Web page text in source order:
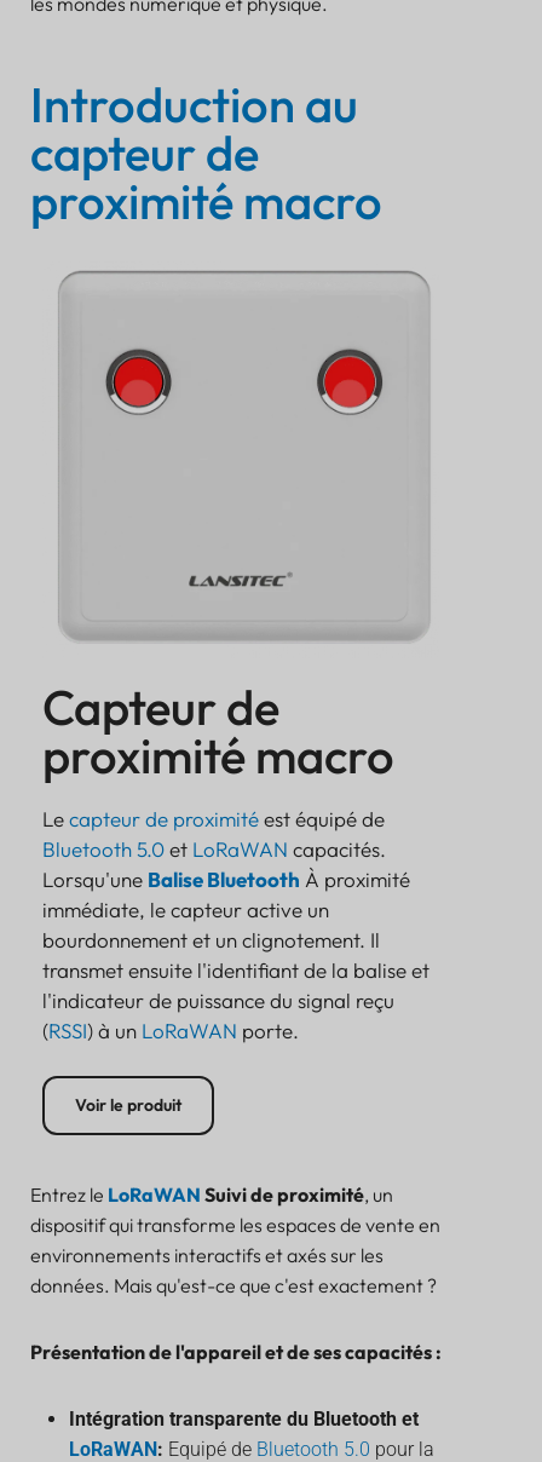
Introduction au
capteur de
proximité macro
Capteur de
proximité macro
Lecapteur de proximitéest équipé de
Bluetooth 5.0et LoRaWAN capacités.
Lorsqu'une Balise Bluetooth À proximité
immédiate, le capteur active un
bourdonnement et un clignotement. Il
transmet ensuite l'identifiant de la balise et
l'indicateur de puissance du signal reçu
(RSSI) à un LoRaWAN porte.
Voir le produit
Entrez le LoRaWAN Suivi de proximité, un
dispositif qui transforme les espaces de vente en
environnements interactifs et axés sur les
données. Mais qu'est-ce que c'est exactement ?
Présentation de l'appareil et de ses capacités :
Intégration transparente du Bluetooth et
LoRaWAN: Equipé de Bluetooth 5.0 pour la